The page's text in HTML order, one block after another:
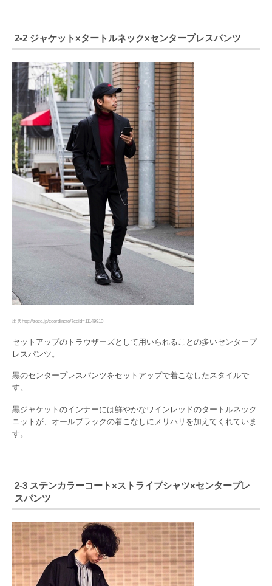
2-2 ジャケット×タートルネック×センタープレスパンツ
出典http://zozo.jp/coordinate/?cdid=11149910
セットアップのトラウザーズとして用いられることの多いセンタープ
レスパンツ。
黒のセンタープレスパンツをセットアップで着こなしたスタイルで
す。
黒ジャケットのインナーには鮮やかなワインレッドのタートルネック
ニットが、オールブラックの着こなしにメリハリを加えてくれていま
す。
2-3 ステンカラーコート×ストライプシャツ×センタープレ
スパンツ